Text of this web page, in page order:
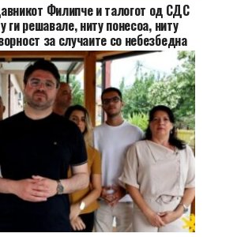
Филипче и талогот од СДС
ги решавале, ниту понесоа, ниту
за случаите со небезбедна